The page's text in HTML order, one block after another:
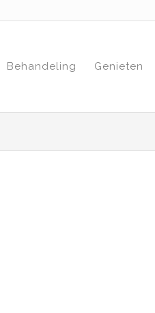
Behandeling Genieten